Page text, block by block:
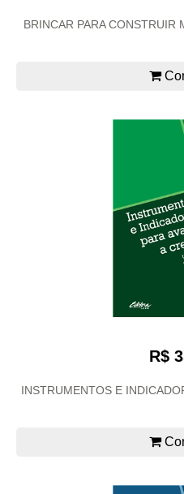
BRINCAR PARA CONSTRUIR
R$
INSTRUMENTOS E